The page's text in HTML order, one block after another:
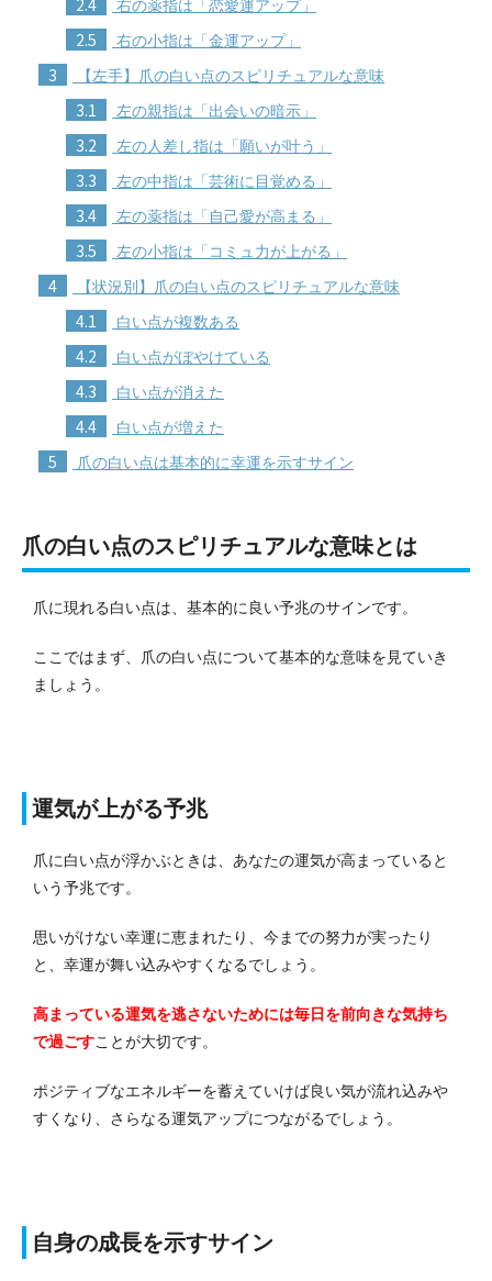
右の薬指は「恋愛運アップ」
2.5 右の小指は「金運アップ」
3 【左手】爪の白い点のスピリチュアルな意味
3.1 左の親指は「出会いの暗示」
3.2 左の人差し指は「願いが叶う」
3.3 左の中指は「芸術に目覚める」
3.4 左の薬指は「自己愛が高まる」
3.5 左の小指は「コミュ力が上がる」
4 【状況別】爪の白い点のスピリチュアルな意味
4.1 白い点が複数ある
4.2 白い点がぼやけている
4.3 白い点が消えた
4.4 白い点が増えた
5 爪の白い点は基本的に幸運を示すサイン
爪の白い点のスピリチュアルな意味とは
爪に現れる白い点は、基本的に良い予兆のサインです。
ここではまず、爪の白い点について基本的な意味を見ていき
ましょう。
運気が上がる予兆
爪に白い点が浮かぶときは、あなたの運気が高まっていると
いう予兆です。
思いがけない幸運に恵まれたり、今までの努力が実ったり
と、幸運が舞い込みやすくなるでしょう。
高まっている運気を逃さないためには毎日を前向きな気持ち
で過ごすことが大切です。
ポジティブなエネルギーを蓄えていけば良い気が流れ込みや
すくなり、さらなる運気アップにつながるでしょう。
自身の成長を示すサイン